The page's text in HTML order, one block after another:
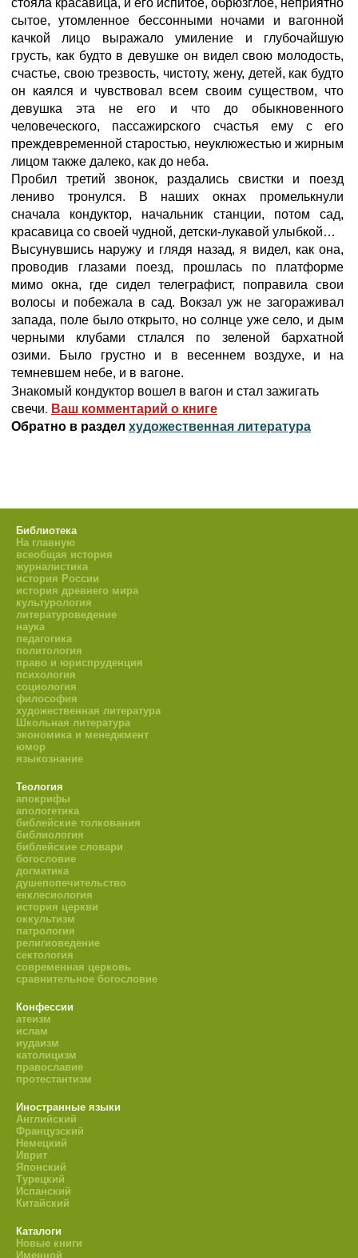
стояла красавица, и его испитое, обрюзглое, неприятно
сытое, утомленное бессонными ночами и вагонной
качкой лицо выражало умиление и глубочайшую
грусть, как будто в девушке он видел свою молодость,
счастье, свою трезвость, чистоту, жену, детей, как будто
он каялся и чувствовал всем своим существом, что
девушка эта не его и что до обыкновенного
человеческого, пассажирского счастья ему с его
преждевременной старостью, неуклюжестью и жирным
лицом также далеко, как до неба.
Пробил третий звонок, раздались свистки и поезд
лениво тронулся. В наших окнах промелькнули
сначала кондуктор, начальник станции, потом сад,
красавица со своей чудной, детски-лукавой улыбкой…
Высунувшись наружу и глядя назад, я видел, как она,
проводив глазами поезд, прошлась по платформе
мимо окна, где сидел телеграфист, поправила свои
волосы и побежала в сад. Вокзал уж не загораживал
запада, поле было открыто, но солнце уже село, и дым
черными клубами стлался по зеленой бархатной
озими. Было грустно и в весеннем воздухе, и на
темневшем небе, и в вагоне.
Знакомый кондуктор вошел в вагон и стал зажигать
свечи. Ваш комментарий о книге
Обратно в раздел художественная литература
Библиотека
На главную
всеобщая история
журналистика
история России
история древнего мира
культурология
литературоведение
наука
педагогика
политология
право и юриспруденция
психология
социология
философия
художественная литература
Школьная литература
экономика и менеджмент
юмор
языкознание
Теология
апокрифы
апологетика
библейские толкования
библиология
библейские словари
богословие
догматика
душепопечительство
екклесиология
история церкви
оккультизм
патрология
религиоведение
сектология
современная церковь
сравнительное богословие
Конфессии
атеизм
ислам
иудаизм
католицизм
православие
протестантизм
Иностранные языки
Английский
Французский
Немецкий
Иврит
Японский
Турецкий
Испанский
Китайский
Каталоги
Новые книги
Именной